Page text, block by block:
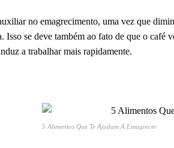
no emagrecimento, uma vez que
Isso se deve também ao fato de que o
a trabalhar mais rapidamente.
5 Alimentos Que Te Ajudam A Emagrecer